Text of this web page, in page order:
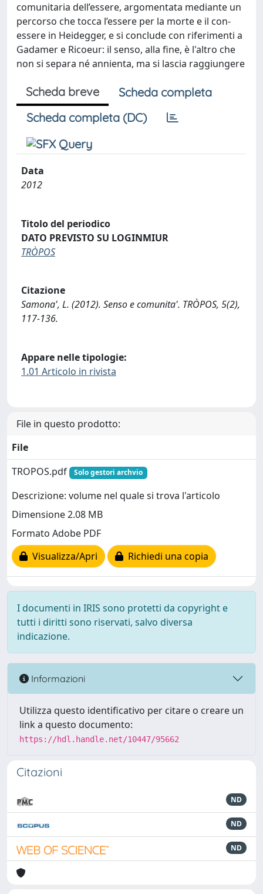
comunitaria dell’essere, argomentata mediante un
percorso che tocca l’essere per la morte e il con-
essere in Heidegger, e si conclude con riferimenti a
Gadamer e Ricoeur: il senso, alla fine, è l'altro che
non si separa né annienta, ma si lascia raggiungere
Scheda breve
Scheda completa
Scheda completa (DC)
Data
2012
Titolo del periodico
DATO PREVISTO SU LOGINMIUR
TRÒPOS
Citazione
Samona', L. (2012). Senso e comunita'. TRÒPOS, 5(2),
117-136.
Appare nelle tipologie:
1.01 Articolo in rivista
File in questo prodotto:
File
TROPOS.pdf
Solo gestori archvio
Descrizione: volume nel quale si trova l'articolo
Dimensione 2.08 MB
Formato Adobe PDF
Visualizza/Apri
Richiedi una copia
I documenti in IRIS sono protetti da copyright e
tutti i diritti sono riservati, salvo diversa
indicazione.
Informazioni
Utilizza questo identificativo per citare o creare un
link a questo documento:
https://hdl.handle.net/10447/95662
Citazioni
ND
ND
ND